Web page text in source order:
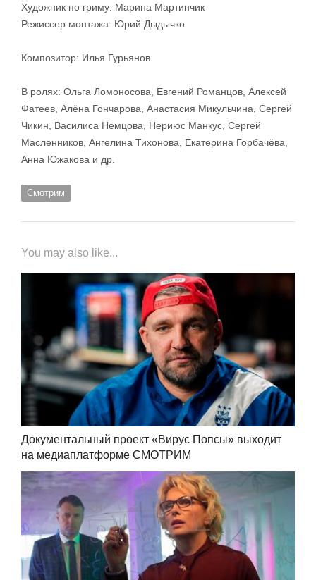
Художник по гриму: Марина Мартинчик
Режиссер монтажа: Юрий Дыдычко
Композитор: Илья Гурьянов
В ролях: Ольга Ломоносова, Евгений Романцов, Алексей
Фатеев, Алёна Гончарова, Анастасия Микульчина, Сергей
Чикин, Василиса Немцова, Нериюс Манкус, Сергей
Масленников, Ангелина Тихонова, Екатерина Горбачёва,
Анна Южакова и др.
Смотрим
You may also like...
Документальный проект «Вирус Попсы» выходит
на медиаплатформе СМОТРИМ